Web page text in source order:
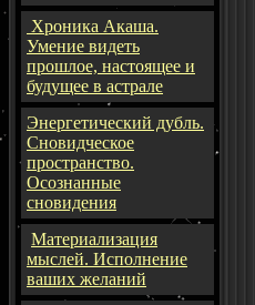
Хроника Акаша.
Умение видеть
прошлое, настоящее и
будущее в астрале
Энергетический дубль.
Сновидческое
пространство.
Осознанные
сновидения
Материализация
мыслей. Исполнение
ваших желаний